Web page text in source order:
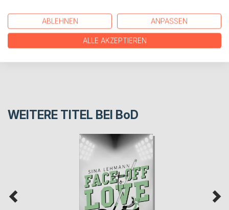
PRESSESTIMMEN
REZENSIONEN
WEITERE TITEL BEI BoD
ABLEHNEN ANPASSEN
ALLE AKZEPTIEREN